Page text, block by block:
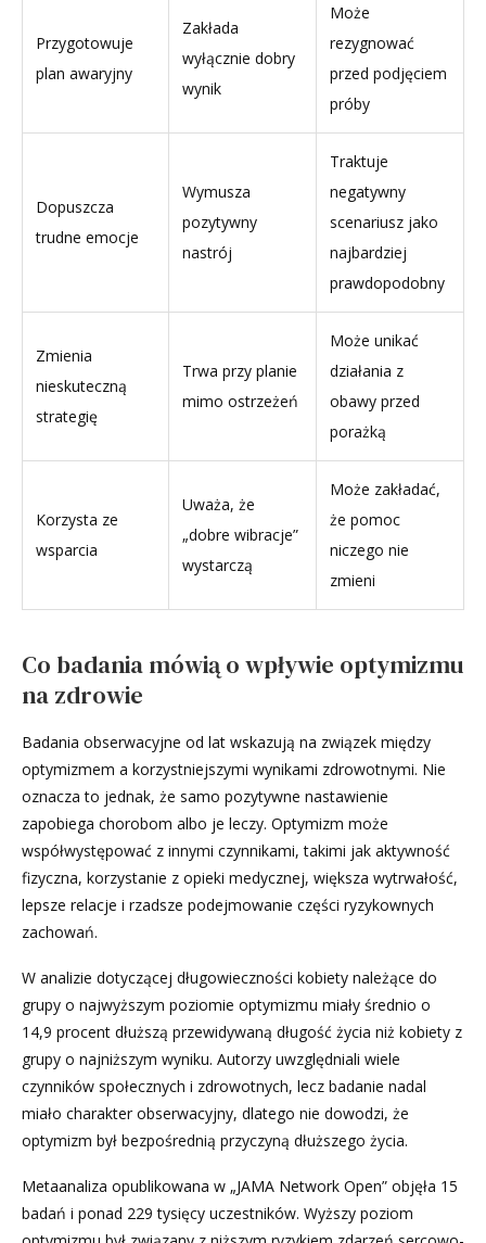
Przygotowuje
plan awaryjny
Zakłada
wyłącznie dobry
wynik
Może
rezygnować
przed podjęciem
próby
Dopuszcza
trudne emocje
Wymusza
pozytywny
nastrój
Traktuje
negatywny
scenariusz jako
najbardziej
prawdopodobny
Zmienia
nieskuteczną
strategię
Trwa przy planie
mimo ostrzeżeń
Może unikać
działania z
obawy przed
porażką
Korzysta ze
wsparcia
Uważa, że
„dobre wibracje”
wystarczą
Może zakładać,
że pomoc
niczego nie
zmieni
Co badania mówią o wpływie optymizmu
na zdrowie
Badania obserwacyjne od lat wskazują na związek między
optymizmem a korzystniejszymi wynikami zdrowotnymi. Nie
oznacza to jednak, że samo pozytywne nastawienie
zapobiega chorobom albo je leczy. Optymizm może
współwystępować z innymi czynnikami, takimi jak aktywność
fizyczna, korzystanie z opieki medycznej, większa wytrwałość,
lepsze relacje i rzadsze podejmowanie części ryzykownych
zachowań.
W analizie dotyczącej długowieczności kobiety należące do
grupy o najwyższym poziomie optymizmu miały średnio o
14,9 procent dłuższą przewidywaną długość życia niż kobiety z
grupy o najniższym wyniku. Autorzy uwzględniali wiele
czynników społecznych i zdrowotnych, lecz badanie nadal
miało charakter obserwacyjny, dlatego nie dowodzi, że
optymizm był bezpośrednią przyczyną dłuższego życia.
Metaanaliza opublikowana w „JAMA Network Open” objęła 15
badań i ponad 229 tysięcy uczestników. Wyższy poziom